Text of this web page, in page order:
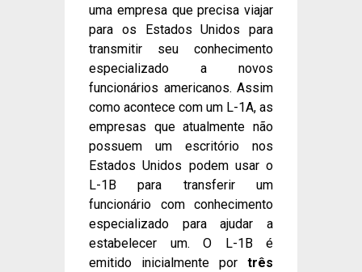
uma empresa que precisa viajar
para os Estados Unidos para
transmitir seu conhecimento
especializado a novos
funcionários americanos. Assim
como acontece com um L-1A, as
empresas que atualmente não
possuem um escritório nos
Estados Unidos podem usar o
L-1B para transferir um
funcionário com conhecimento
especializado para ajudar a
estabelecer um. O L-1B é
emitido inicialmente por três